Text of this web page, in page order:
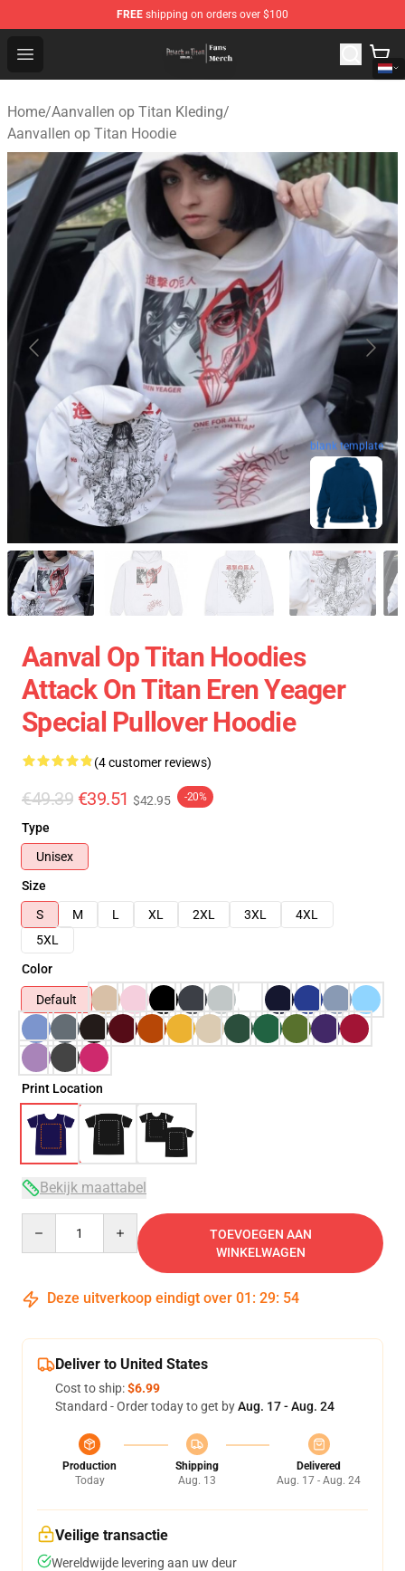
FREE shipping on orders over $100
Open menu
Attack On Titan Store - Official Attack On Titan
Home/Aanvallen op Titan Kleding/
Aanvallen op Titan Hoodie
blank template
Aanval Op Titan Hoodies
Attack On Titan Eren Yeager
Special Pullover Hoodie
(4 customer reviews)
€49.39 €39.51 $42.95 -20%
Type
Unisex
Size
S
M L XL 2XL 3XL
4XL
5XL
Color
Default
Print Location
Bekijk maattabel
TOEVOEGEN AAN
WINKELWAGEN
Deze uitverkoop eindigt over 01 : 29: 54
Deliver to United States
Cost to ship:$6.99
Standard - Order today to get byAug. 17 - Aug. 24
Production
Today
Shipping
Aug. 13
Delivered
Aug. 17 - Aug. 24
Veilige transactie
Wereldwijde levering aan uw deur